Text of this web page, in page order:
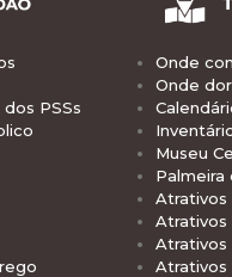
PSSs
Onde
Onde
Museu
Palmeira
Atrativos
Atrativos
Atrativos
Atrativos